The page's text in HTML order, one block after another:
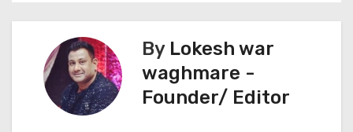
i
By Lokesh war
waghmare -
Founder/ Editor